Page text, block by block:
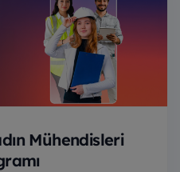
Mühendisleri